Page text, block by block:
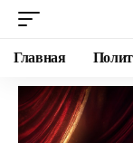
Главная